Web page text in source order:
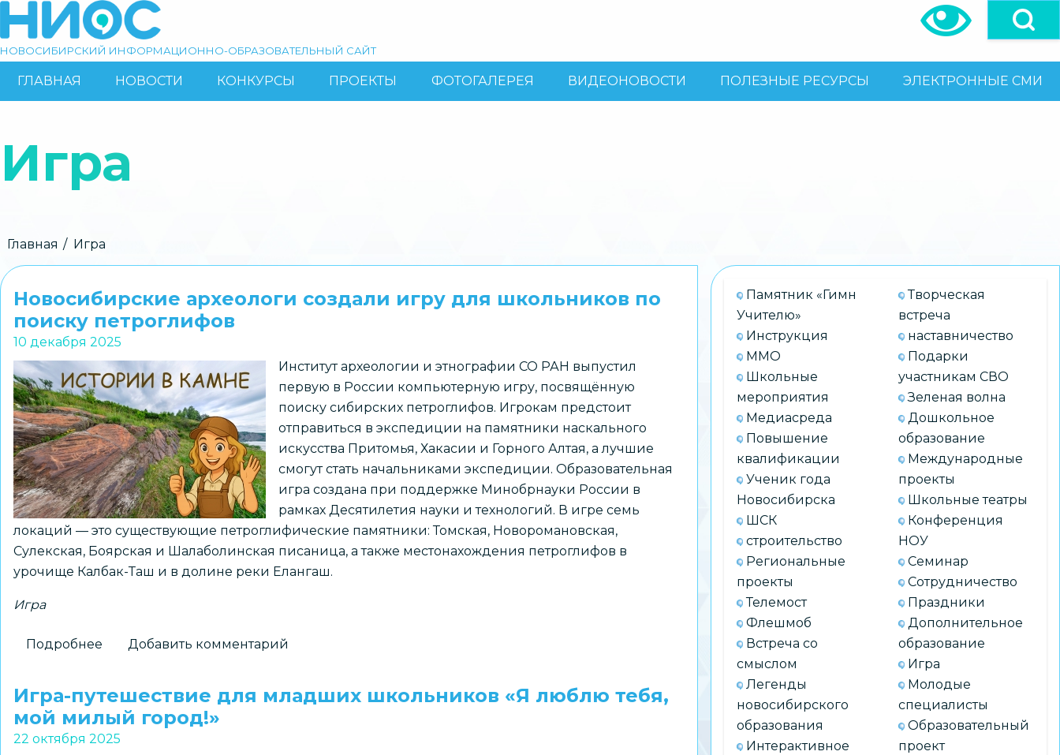
основному
Поиск
НОВОСИБИРСКИЙ ИНФОРМАЦИОННО-ОБРАЗОВАТЕЛЬНЫЙ САЙТ
ОСНОВНАЯ
ГЛАВНАЯ НОВОСТИ КОНКУРСЫ ПРОЕКТЫ ФОТОГАЛЕРЕЯ ВИДЕОНОВОСТИ ПОЛЕЗНЫЕ РЕСУРСЫ ЭЛЕКТРОННЫЕ СМИ
Игра
Строка
навигации
Главная Игра
Новосибирские археологи создали игру для школьников по
поиску петроглифов
10 декабря 2025
Институт археологии и этнографии СО РАН выпустил
первую в России компьютерную игру, посвящённую
поиску сибирских петроглифов. Игрокам предстоит
отправиться в экспедиции на памятники наскального
искусства Притомья, Хакасии и Горного Алтая, а лучшие
смогут стать начальниками экспедиции. Образовательная
игра создана при поддержке Минобрнауки России в
рамках Десятилетия науки и технологий. В игре семь
локаций — это существующие петроглифические памятники: Томская, Новоромановская,
Сулекская, Боярская и Шалаболинская писаница, а также местонахождения петроглифов в
урочище Калбак-Таш и в долине реки Елангаш.
Игра
Подробнее
создали
игру
для
Добавить комментарий
Игра-путешествие для младших школьников «Я люблю тебя,
мой милый город!»
22 октября 2025
Памятник «Гимн
Учителю»
Инструкция
ММО
Школьные
мероприятия
Медиасреда
Повышение
квалификации
Ученик года
Новосибирска
ШСК
строительство
Региональные
проекты
Телемост
Флешмоб
Встреча со
смыслом
Легенды
новосибирского
образования
Интерактивное
Творческая
встреча
наставничество
Подарки
участникам СВО
Зеленая волна
Дошкольное
образование
Международные
проекты
Школьные театры
Конференция
НОУ
Семинар
Сотрудничество
Праздники
Дополнительное
образование
Игра
Молодые
специалисты
Образовательный
проект